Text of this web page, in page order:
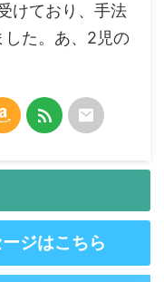
けており、手法
した。あ、2児の
ジはこちら